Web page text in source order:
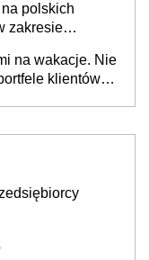
polskich
zakresie
na wakacje. Nie
klientów